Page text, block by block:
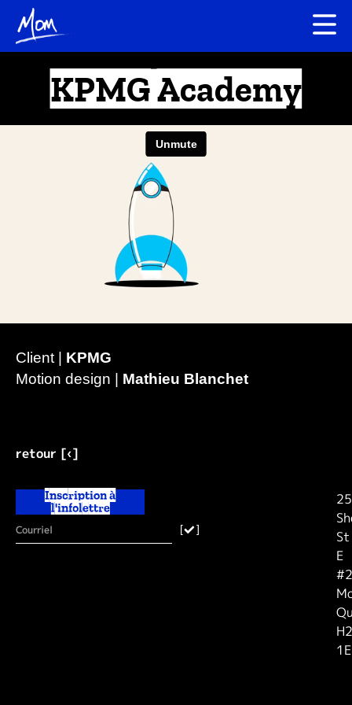
KPMG Academy
Client |
KPMG
Motion design |
Mathieu Blanchet
retour [‹]
Inscription à
l'infolettre
[ ]
St
E